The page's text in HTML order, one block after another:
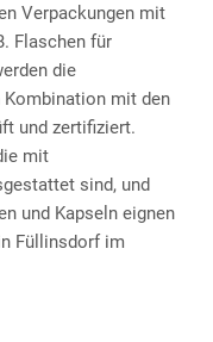
Verpackungen mit
Flaschen für
die
mit den
und zertifiziert.
mit
sind, und
und Kapseln eignen
Füllinsdorf im